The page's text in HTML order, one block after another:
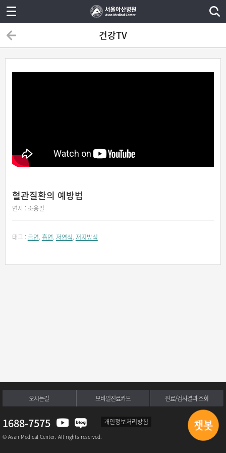
건강TV
혈관질환의 예방법
연자 : 조용필
태그 : 금연, 흡연, 저염식, 저지방식
오시는길 모바일진료카드 진료/검사결과 조회
1688-7575 개인정보처리방침
© Asan Medical Center. All rights reserved.